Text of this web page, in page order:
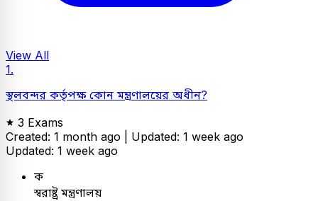
View All
1.
স্থলবন্দর কর্তৃপক্ষ কোন মন্ত্রণালয়ের অধীন?
3 Exams
Created: 1 month ago | Updated: 1 week ago
Updated: 1 week ago
ক
স্বরাষ্ট্র মন্ত্রণালয়